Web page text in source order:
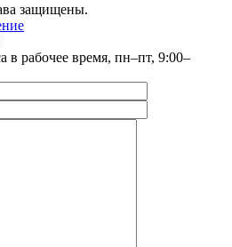
защищены.
в рабочее время, пн–пт, 9:00–